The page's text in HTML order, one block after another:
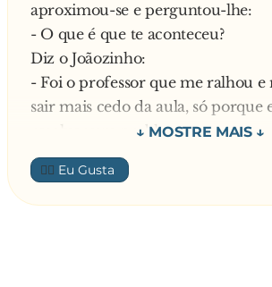
aproximou-se e perguntou-lhe:
- O que é que te aconteceu?
Diz o Joãozinho:
- Foi o professor que me ralhou
sair mais cedo da aula, só porque
resolver um problema.
Pergunta o colega:
- Que problema era? Diz-me lá,
que eu te ajude.
👍🏼